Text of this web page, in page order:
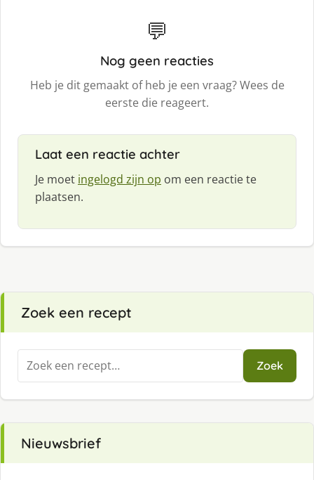
💬
Nog geen reacties
Heb je dit gemaakt of heb je een vraag? Wees de
eerste die reageert.
Laat een reactie achter
Je moet ingelogd zijn op om een reactie te
plaatsen.
Zoek een recept
Zoeken
naar:
Zoek
Nieuwsbrief